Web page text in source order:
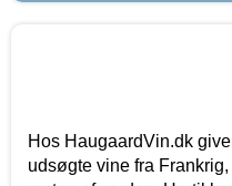
Hos HaugaardVin.dk
udsøgte vine fra